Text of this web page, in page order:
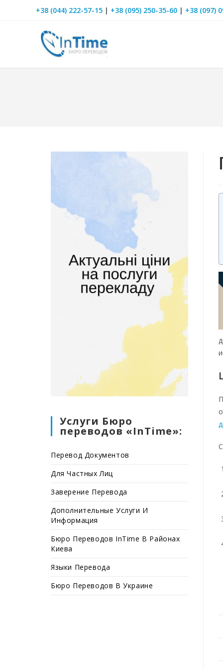
+38 (044) 222-57-15 | +38 (095) 250-35-60 | +38 (097)
Услуги Бюро
переводов «InTime»:
Перевод Документов
Для Частных Лиц
Заверение Перевода
Дополнительные Услуги И
Информация
Бюро Переводов InTime В Районах
Киева
Языки Перевода
Бюро Переводов В Украине